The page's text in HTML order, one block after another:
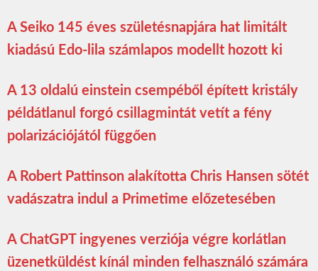
A Seiko 145 éves születésnapjára hat limitált
kiadású Edo-lila számlapos modellt hozott ki
A 13 oldalú einstein csempéből épített kristály
példátlanul forgó csillagmintát vetít a fény
polarizációjától függően
A Robert Pattinson alakította Chris Hansen sötét
vadászatra indul a Primetime előzetesében
A ChatGPT ingyenes verziója végre korlátlan
üzenetküldést kínál minden felhasználó számára